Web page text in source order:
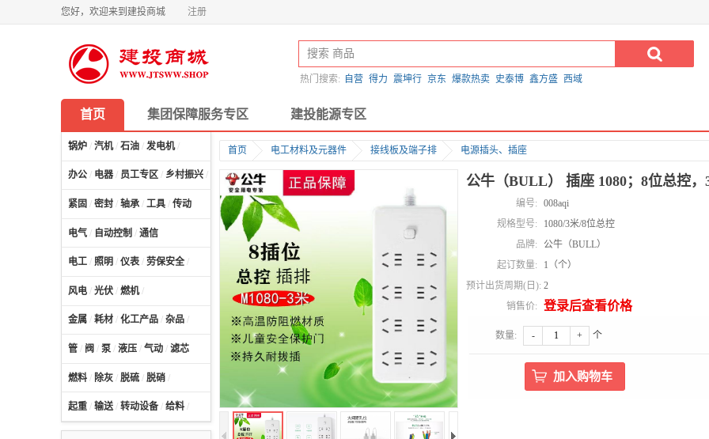
您好，欢迎来到建投商城 注册
热门搜索: 自营 得力 震坤行 京东 爆款热卖 史泰博 鑫方盛 西域
首页 集团保障服务专区 建投能源专区
锅炉 / 汽机/ 石油 / 发电机/
办公 / 电器 / 员工专区 / 乡村振兴 / 计算机及配件
紧固 / 密封 / 轴承 / 工具 / 传动
电气 / 自动控制 / 通信
电工 / 照明 / 仪表 / 劳保安全 /
风电 / 光伏 / 燃机/
金属 / 耗材 / 化工产品 / 杂品 /
管 / 阀 / 泵 / 液压 / 气动 / 滤芯
燃料 / 除灰 / 脱硫 / 脱硝 /
起重 / 输送/ 转动设备 / 给料 /
首页 电工材料及元器件 接线板及端子排 电源插头、插座
公牛（BULL） 插座 1080；8位总控，
编号:
008aqi
规格型号:
1080/3米/8位总控
品牌:
公牛（BULL）
起订数量:
1（个）
预计出货周期(日): 2
销售价:
登录后查看价格
数量: - + 个